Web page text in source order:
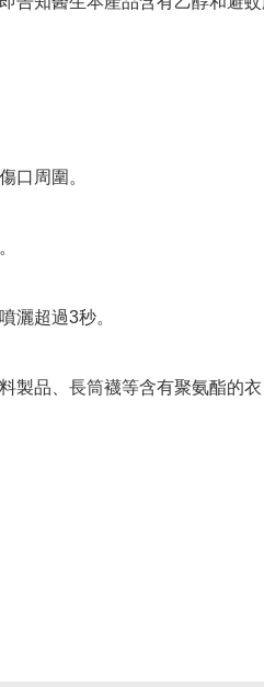
口周圍。
灑超過3秒。
製品、長筒襪等含有聚氨酯的衣